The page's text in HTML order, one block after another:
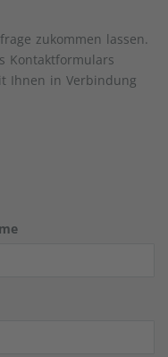
zukommen lassen.
Kontaktformulars
Ihnen in Verbindung